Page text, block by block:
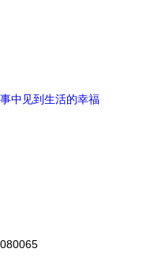
中见到生活的幸福